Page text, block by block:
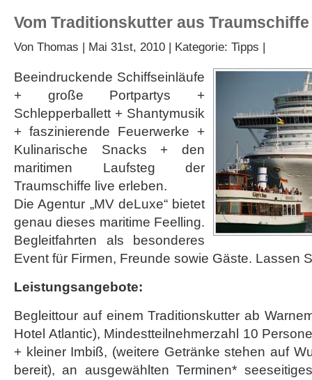
Vom Traditionskutter aus
Von Thomas | Mai 31st, 2010 | Kategorie: Tipps |
Beeindruckende Schiffseinläufe
+ große Portpartys +
Schlepperballett + Shantymusik
+ faszinierende Feuerwerke +
Kulinarische Snacks + den
maritimen Laufsteg der
Traumschiffe live erleben.
Die Agentur „MV deLuxe“ bietet
genau dieses maritime Feelling.
Begleitfahrten als besonderes
Event für Firmen, Freunde sowie Gäste. Lassen
Leistungsangebote:
Begleittour auf einem Traditionskutter ab
Hotel Atlantic), Mindestteilnehmerzahl 10
+ kleiner Imbiß, (weitere Getränke stehen auf
bereit), an ausgewählten Terminen*